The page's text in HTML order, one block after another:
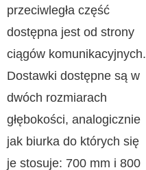
przeciwległa część
dostępna jest od strony
ciągów komunikacyjnych.
Dostawki dostępne są w
dwóch rozmiarach
głębokości, analogicznie
jak biurka do których się
je stosuje: 700 mm i 800